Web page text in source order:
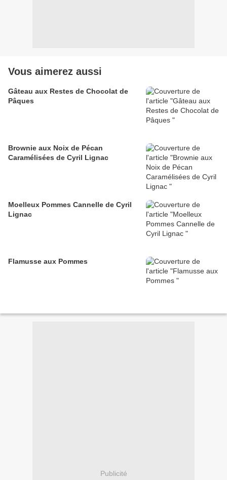
Vous aimerez aussi
Gâteau aux Restes de Chocolat de
Pâques
Brownie aux Noix de Pécan
Caramélisées de Cyril Lignac
Moelleux Pommes Cannelle de Cyril
Lignac
Flamusse aux Pommes
Publicité